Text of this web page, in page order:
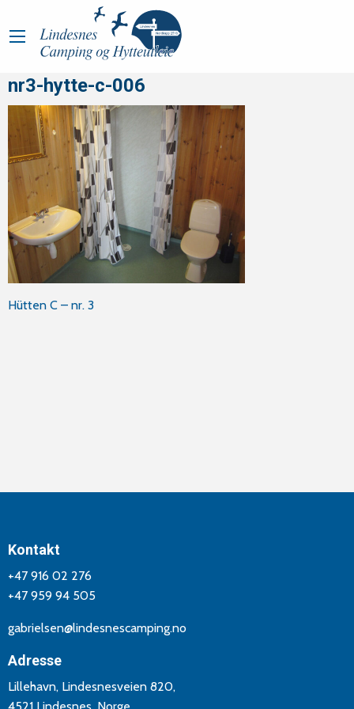
nr3-hytte-c-006
Innleggsnavigasjon
Hütten C – nr. 3
Kontakt
+47 916 02 276
+47 959 94 505
gabrielsen@lindesnescamping.no
Adresse
Lillehavn, Lindesnesveien 820,